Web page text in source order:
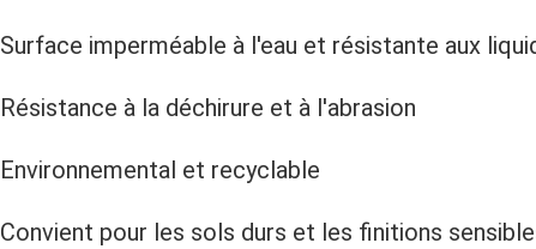
Surface imperméable à l'eau et résistante aux
Résistance à la déchirure et à l'abrasion
Environnemental et recyclable
Convient pour les sols durs et les finitions